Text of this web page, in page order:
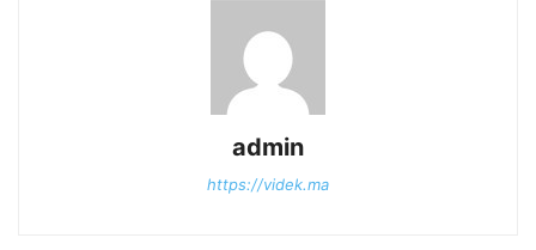
admin
https://videk.ma